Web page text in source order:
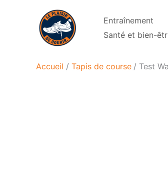
Entraînement
Santé et bien-
Accueil Tapis de course Test